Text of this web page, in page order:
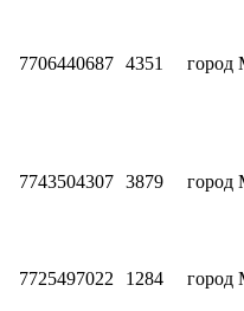
7706440687 4351 город
7743504307 3879 город
7725497022 1284 город